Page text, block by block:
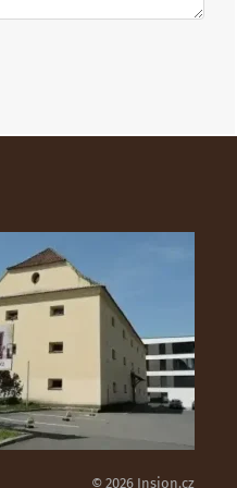
© 2026 Insion.cz